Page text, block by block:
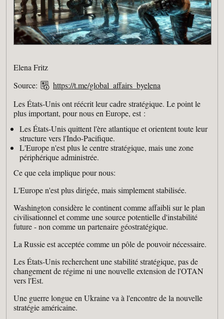
Elena Fritz
Source:
https://t.me/global_affairs_byelena
Les États-Unis ont réécrit leur cadre stratégique. Le point le
plus important, pour nous en Europe, est :
Les États-Unis quittent l'ère atlantique et orientent toute leur
structure vers l'Indo-Pacifique.
L'Europe n'est plus le centre stratégique, mais une zone
périphérique administrée.
Ce que cela implique pour nous:
L'Europe n'est plus dirigée, mais simplement stabilisée.
Washington considère le continent comme affaibli sur le plan
civilisationnel et comme une source potentielle d'instabilité
future - non comme un partenaire géostratégique.
La Russie est acceptée comme un pôle de pouvoir nécessaire.
Les États-Unis recherchent une stabilité stratégique, pas de
changement de régime ni une nouvelle extension de l'OTAN
vers l'Est.
Une guerre longue en Ukraine va à l'encontre de la nouvelle
stratégie américaine.